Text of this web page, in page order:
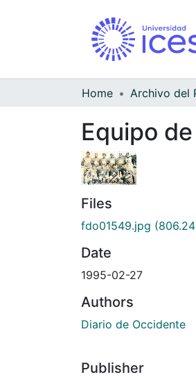
Home
Equipo
Files
fdo01549.jpg
Date
1995-02-27
Authors
Diario de Occidente
Publisher